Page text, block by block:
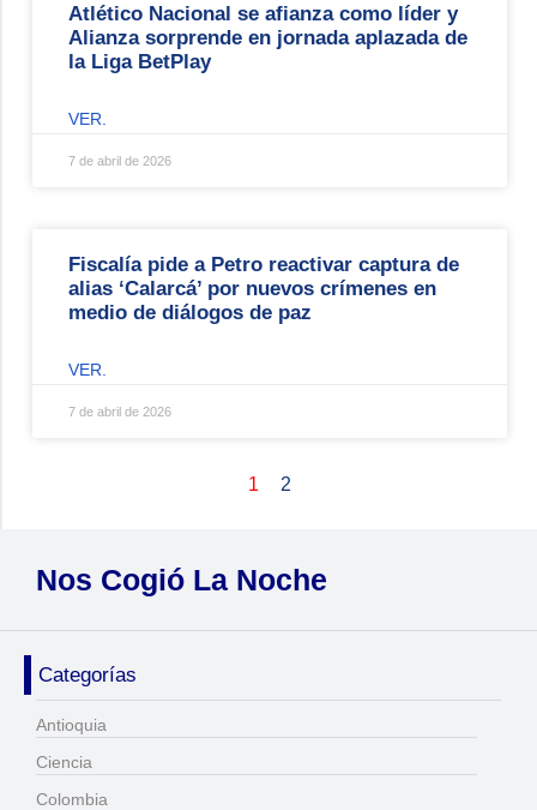
Atlético Nacional se afianza como líder y
Alianza sorprende en jornada aplazada de
la Liga BetPlay
VER.
7 de abril de 2026
Fiscalía pide a Petro reactivar captura de
alias ‘Calarcá’ por nuevos crímenes en
medio de diálogos de paz
VER.
7 de abril de 2026
1 2
Nos Cogió La Noche
Categorías
Antioquia
Ciencia
Colombia